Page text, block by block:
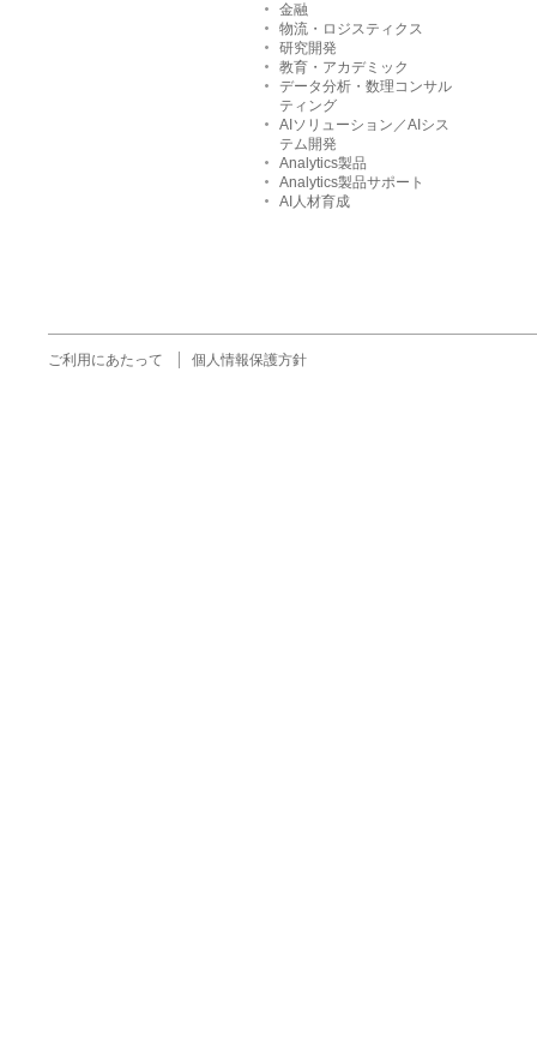
金融
物流・ロジスティクス
研究開発
教育・アカデミック
データ分析・数理コンサル
ティング
AIソリューション／AIシス
テム開発
Analytics製品
Analytics製品サポート
AI人材育成
ご利用にあたって 個人情報保護方針